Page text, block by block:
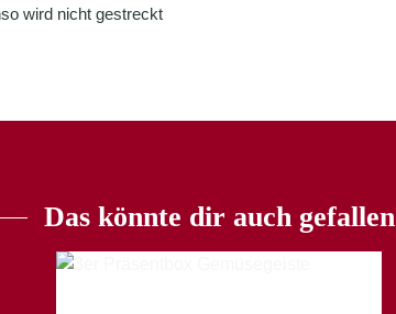
wird nicht gestreckt
Das könnte dir auch gefallen